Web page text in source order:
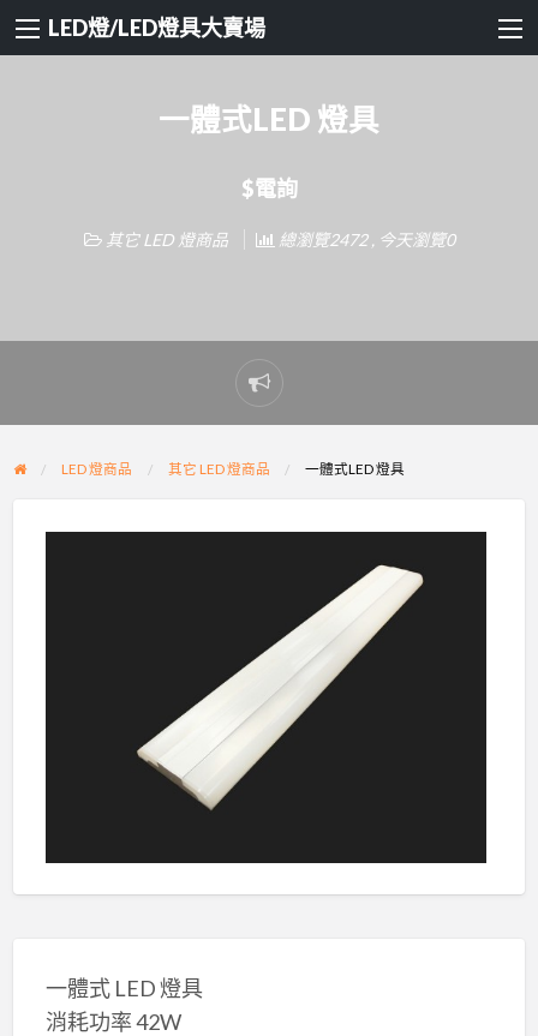
LED燈/LED燈具大賣場
一體式LED 燈具
$電詢
其它 LED 燈商品 總瀏覽2472 , 今天瀏覽0
Report
problem
LED 燈商品 其它 LED 燈商品 一體式LED 燈具
一體式 LED 燈具
消耗功率 42W